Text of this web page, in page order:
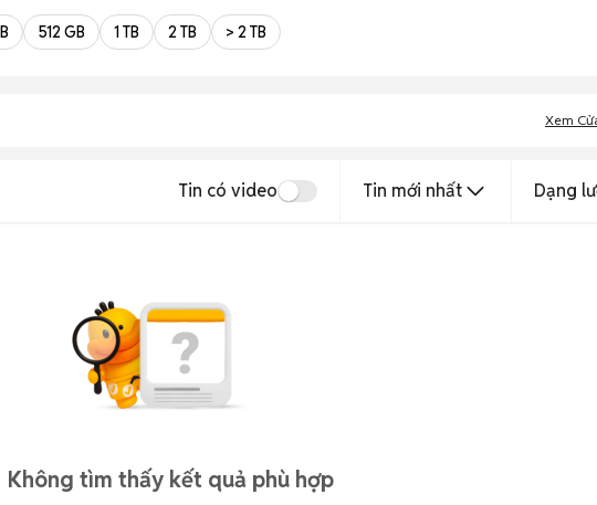
512 GB 1 TB 2 TB > 2 TB
Xem
Tin có video Tin mới nhất Dạng
Không tìm thấy kết quả phù hợp